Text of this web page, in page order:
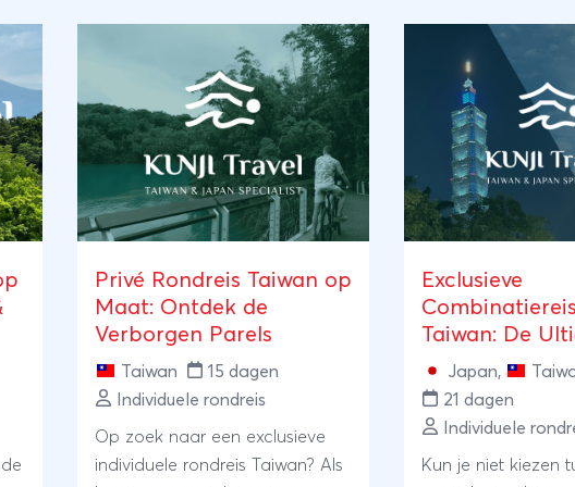
Jouw reis moet weerspiegelen wie jij bent. Daarom
maatwerk reis die volledig is afgestemd op jouw
reisstijl en tempo. Of je nu droomt van een individuele
vrijheid, een actieve fietsvakantie door Taiwan, of een
onder begeleiding van een VIP-host; wij maken het
precies zoals jij het voor ogen hebt.
4. 24/7 Lokale ondersteuning & rust
Reizen naar een verre bestemming is fantastisch,
uitdagingen met zich meebrengen. Met Kunji Travel
alleen voor. Ons lokale team is tijdens je reis 24 uur
per week bereikbaar om ondersteuning te bieden,
beantwoorden of direct te helpen. Wij zorgen voor
Privé Rondreis Taiwan op
Maat: Ontdek de
Verborgen Parels
Taiwan
15 dagen
Individuele rondreis
Op zoek naar een exclusieve
individuele rondreis Taiwan? Als
Exclusieve
Taiwan: De
Ervaring
Japan,
21 dagen
Individuele
Kun je niet kiezen